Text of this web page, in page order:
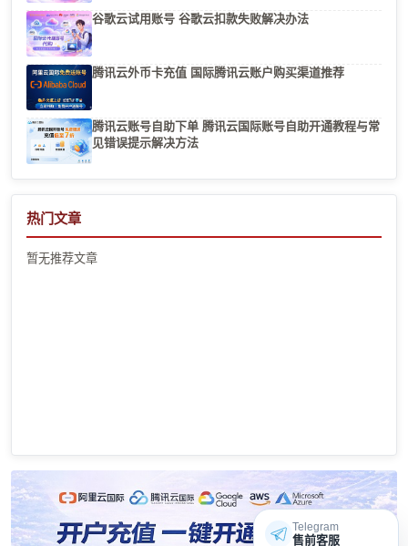
谷歌云试用账号 谷歌云扣款失败解决办法
腾讯云外币卡充值 国际腾讯云账户购买渠道推荐
腾讯云账号自助下单 腾讯云国际账号自助开通教程与常
见错误提示解决方法
热门文章
暂无推荐文章
Telegram
售前客服